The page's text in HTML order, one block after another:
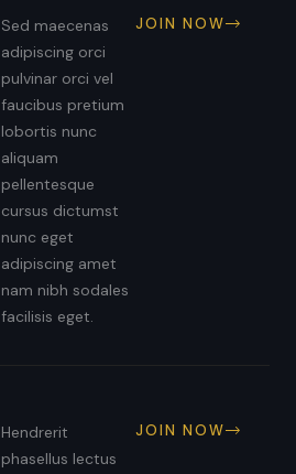
Sed maecenas
adipiscing orci
pulvinar orci vel
faucibus pretium
lobortis nunc
aliquam
pellentesque
cursus dictumst
nunc eget
adipiscing amet
nam nibh sodales
facilisis eget.
JOIN NOW
Hendrerit
phasellus lectus
JOIN NOW